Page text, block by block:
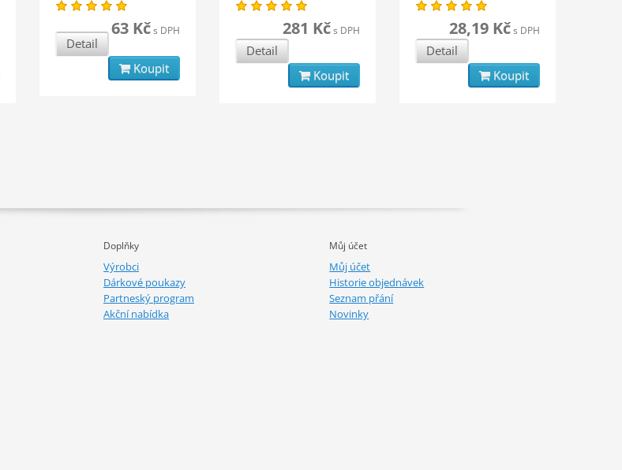
63 Kčs DPH
Detail
Koupit
281 Kčs DPH
Detail
Koupit
28,19 Kčs DPH
Detail
Koupit
Doplňky
Výrobci
Dárkové poukazy
Partneský program
Akční nabídka
Můj účet
Můj účet
Historie objednávek
Seznam přání
Novinky